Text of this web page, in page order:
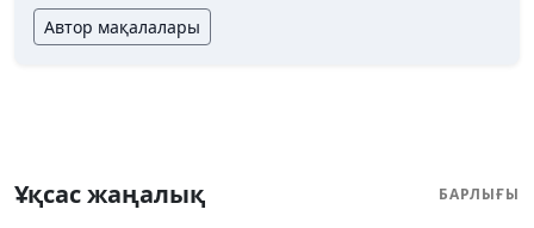
Автор мақалалары
Ұқсас жаңалық БАРЛЫҒЫ